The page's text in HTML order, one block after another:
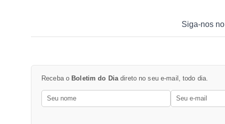
Siga-nos no
Receba o Boletim do Dia direto no seu e-mail, todo dia.